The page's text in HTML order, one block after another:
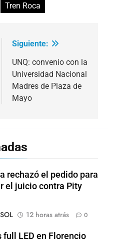
Tren Roca
Siguiente:
UNQ: convenio con la
Universidad Nacional
Madres de Plaza de
Mayo
rechazó el pedido para
el juicio contra Pity
12 horas atrás 0
full LED en Florencio